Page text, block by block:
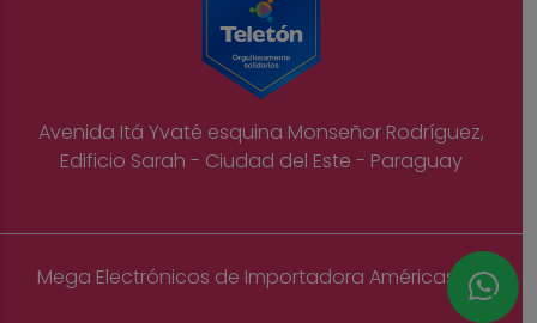
Avenida Itá Yvaté esquina Monseñor Rodríguez,
Edificio Sarah - Ciudad del Este - Paraguay
Mega Electrónicos de Importadora Américas S.A